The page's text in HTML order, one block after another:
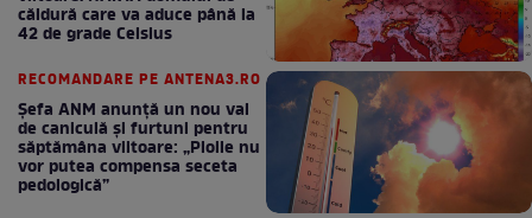
căldură care va aduce până la
42 de grade Celsius
RECOMANDARE PE ANTENA3.RO
Șefa ANM anunță un nou val
de caniculă și furtuni pentru
săptămâna viitoare: „Ploile nu
vor putea compensa seceta
pedologică”